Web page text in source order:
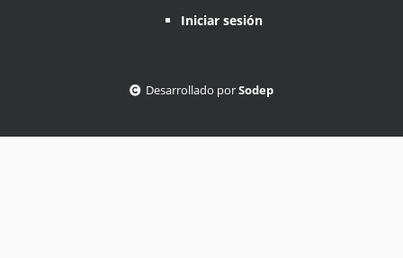
Iniciar sesión
Desarrollado porSodep